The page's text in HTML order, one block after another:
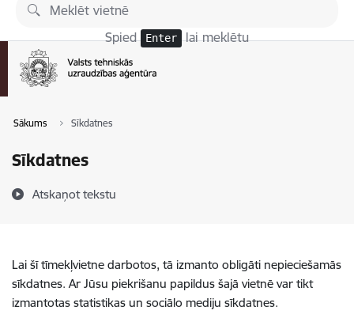
Pāriet uz lapas saturu
Spied Enter lai meklētu
Sākums Sīkdatnes
Sīkdatnes
Atskaņot tekstu
Lai šī tīmekļvietne darbotos, tā izmanto obligāti nepieciešamās
sīkdatnes. Ar Jūsu piekrišanu papildus šajā vietnē var tikt
izmantotas statistikas un sociālo mediju sīkdatnes.